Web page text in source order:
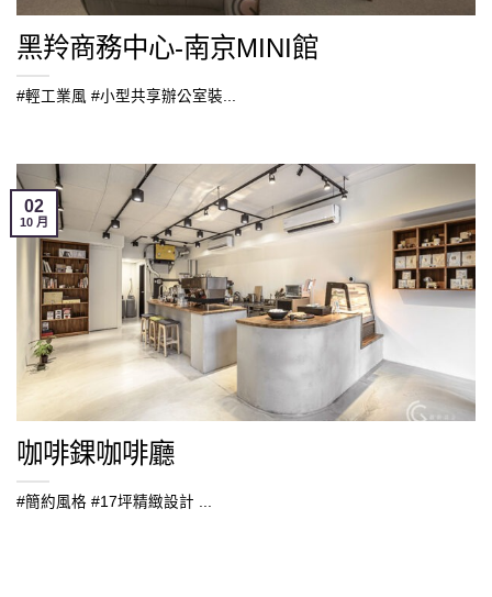
黑羚商務中心-南京MINI館
#輕工業風 #小型共享辦公室裝...
咖啡錁咖啡廳
#簡約風格 #17坪精緻設計 ...
02
10 月